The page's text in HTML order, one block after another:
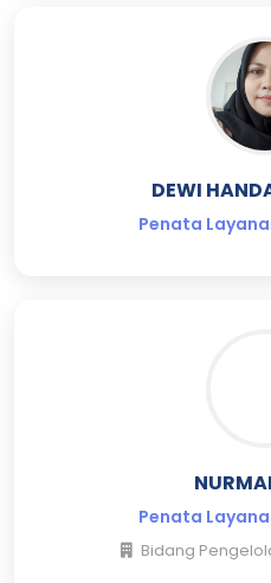
DEWI
Penata
Penata
Bidang